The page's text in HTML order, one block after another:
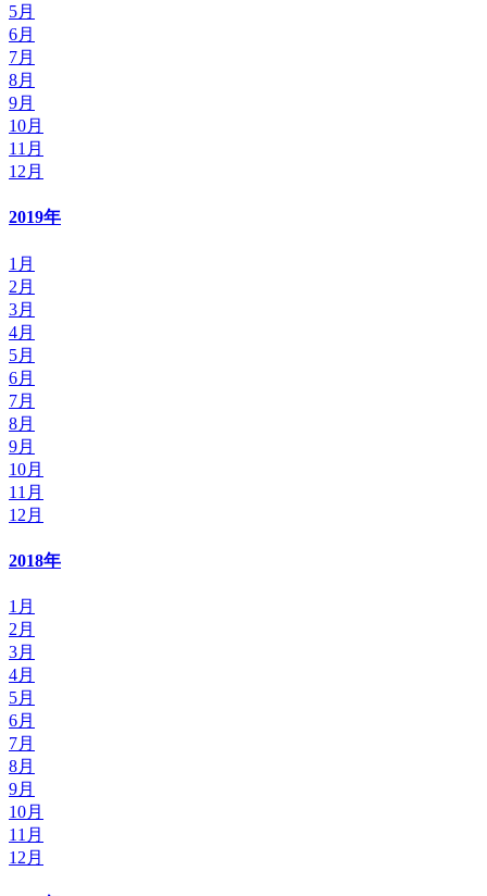
5月
6月
7月
8月
9月
10月
11月
12月
2019年
1月
2月
3月
4月
5月
6月
7月
8月
9月
10月
11月
12月
2018年
1月
2月
3月
4月
5月
6月
7月
8月
9月
10月
11月
12月